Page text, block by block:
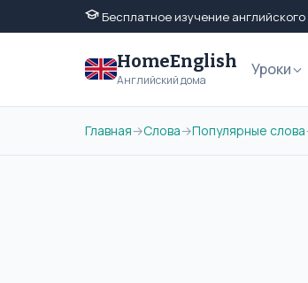
Бесплатное изучение английского
HomeEnglish
Английский дома
Уроки
Главная→Слова→Популярные слова